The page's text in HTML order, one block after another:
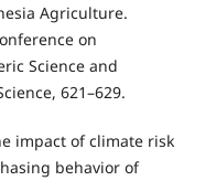
Agriculture.
on
Science and
621–629.
impact of climate risk
behavior of